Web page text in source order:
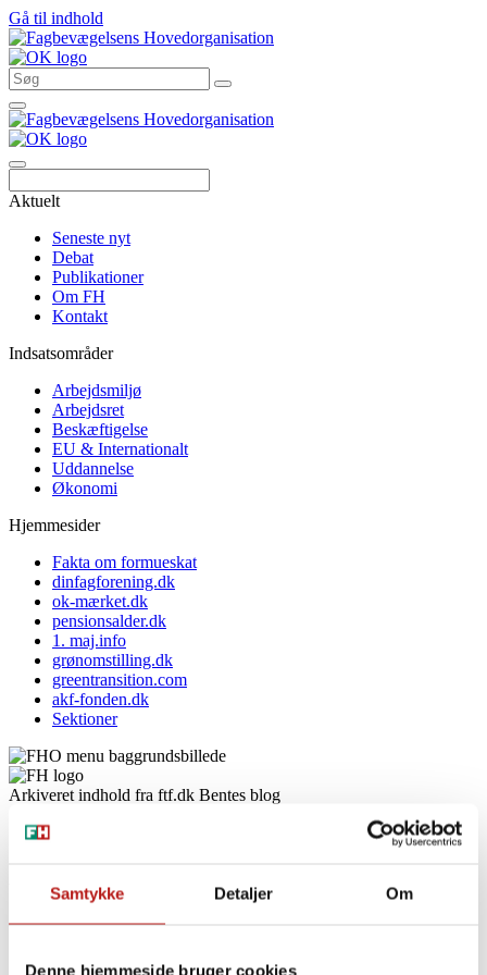
Samtykke Detaljer Om
Denne hjemmeside bruger cookies
Gå til indhold
Aktuelt
Seneste nyt
Debat
Publikationer
Om FH
Kontakt
Indsatsområder
Arbejdsmiljø
Arbejdsret
Beskæftigelse
EU & Internationalt
Uddannelse
Økonomi
Hjemmesider
Fakta om formueskat
dinfagforening.dk
ok-mærket.dk
pensionsalder.dk
1. maj.info
grønomstilling.dk
greentransition.com
akf-fonden.dk
Sektioner
Arkiveret indhold fra ftf.dk Bentes blog
Skal din arbejdsgiver have
ubegrænset frihed til at sætte
dig ned i løn?